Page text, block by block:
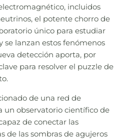
incluidos
el potente chorro de
único para estudiar
se lanzan estos fenómenos
detección aporta, por
para resolver el puzzle de
de una red de
un observatorio científico de
de conectar las
de las sombras de agujeros